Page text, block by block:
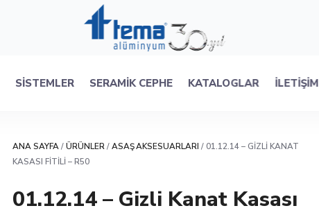
SISTEMLER SERAMIK CEPHE KATALOGLAR İLETIŞIM
ANA SAYFA/ÜRÜNLER/ASAŞ AKSESUARLARI / 01.12.14 – GIZLI KANAT
KASASI FITILI – R50
01.12.14 – Gizli Kanat Kasası